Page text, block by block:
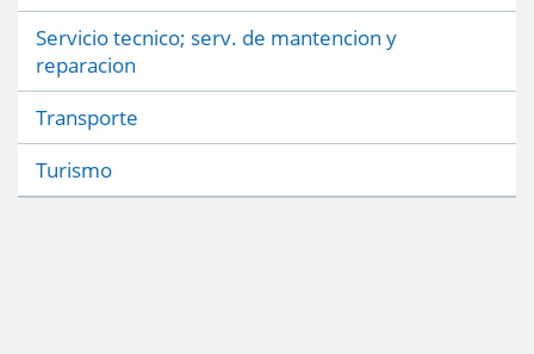
Servicio tecnico; serv. de mantencion y
reparacion
Transporte
Turismo